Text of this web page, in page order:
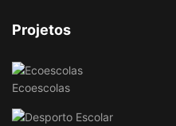
Projetos
Ecoescolas